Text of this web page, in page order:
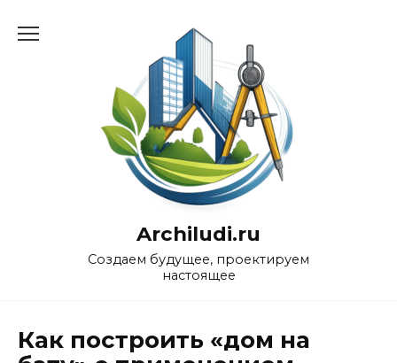
Archiludi.ru
Создаем будущее, проектируем
настоящее
Как построить «дом на